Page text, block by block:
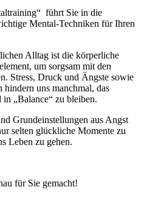
führt Sie in die
Mental-Techniken für Ihren
Alltag ist die körperliche
um sorgsam mit den
Stress, Druck und Ängste sowie
uns manchmal, das
in „Balance“ zu bleiben.
Grundeinstellungen aus Angst
selten glückliche Momente zu
Leben zu gehen.
für Sie gemacht!